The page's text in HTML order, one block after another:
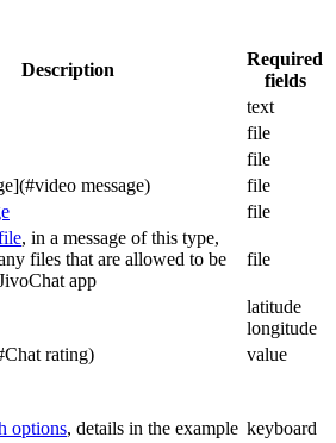
Description
Required
fields
text
file
file
message)
file
file
, in a message of this type,
files that are allowed to be
app
file
latitude
longitude
rating)
value
options, details in the example keyboard